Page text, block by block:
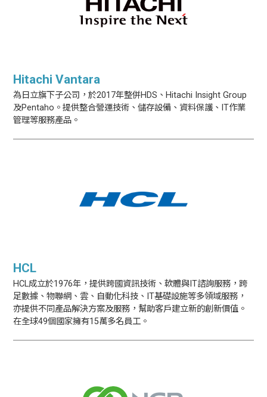
Hitachi Vantara
為日立旗下子公司，於2017年整併HDS、Hitachi Insight Group
及Pentaho。提供整合營運技術、儲存設備、資料保護、IT作業
管理等服務產品。
HCL
HCL成立於1976年，提供跨國資訊技術、軟體與IT諮詢服務，跨
足數據、物聯網、雲、自動化科技、IT基礎設施等多領域服務，
亦提供不同產品解決方案及服務，幫助客戶建立新的創新價值。
在全球49個國家擁有15萬多名員工。